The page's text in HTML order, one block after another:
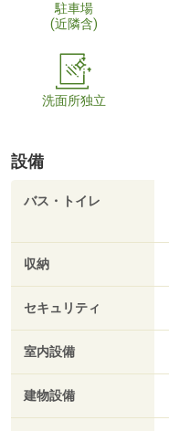
駐車場
(近隣含)
洗面所独立
設備
バス・トイレ
収納
セキュリティ
室内設備
建物設備